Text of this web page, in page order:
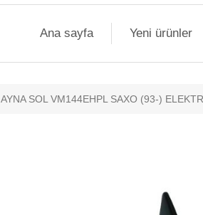
Ana sayfa Yeni ürünler
AYNA SOL VM144EHPL SAXO (93-)